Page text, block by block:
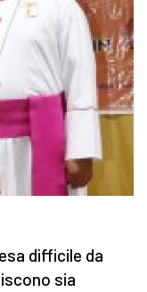
difficile da
sia